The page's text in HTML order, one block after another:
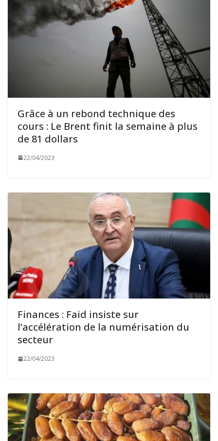
Grâce à un rebond technique des
cours : Le Brent finit la semaine à plus
de 81 dollars
22/04/2023
Finances : Faid insiste sur
l’accélération de la numérisation du
secteur
22/04/2023